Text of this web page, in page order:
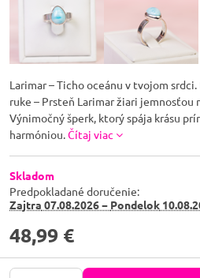
Larimar – Ticho oceánu v tvojom
ruke – Prsteň Larimar žiari jemnosťou
Výnimočný šperk, ktorý spája krásu
harmóniou.Čítaj viac
Skladom
Predpokladané doručenie:
Zajtra 07.08.2026 − Pondelok
48,99 €